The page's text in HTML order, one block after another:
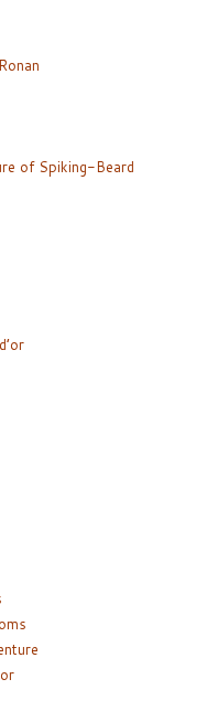
of Spiking-Beard